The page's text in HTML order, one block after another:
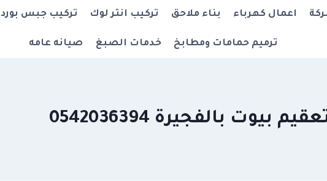
اعمال كهرباء بناء ملاحق تركيب انتر لوك تركيب جبس بورد
ترميم حمامات ومطابخ خدمات الصبغ صيانه عامه
بيوت بالفجيرة 0542036394